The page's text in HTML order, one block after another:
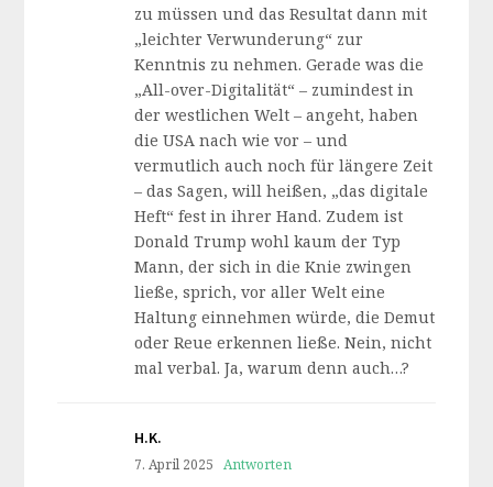
zu müssen und das Resultat dann mit
„leichter Verwunderung“ zur
Kenntnis zu nehmen. Gerade was die
„All-over-Digitalität“ – zumindest in
der westlichen Welt – angeht, haben
die USA nach wie vor – und
vermutlich auch noch für längere Zeit
– das Sagen, will heißen, „das digitale
Heft“ fest in ihrer Hand. Zudem ist
Donald Trump wohl kaum der Typ
Mann, der sich in die Knie zwingen
ließe, sprich, vor aller Welt eine
Haltung einnehmen würde, die Demut
oder Reue erkennen ließe. Nein, nicht
mal verbal. Ja, warum denn auch…?
H.K.
7. April 2025 Antworten